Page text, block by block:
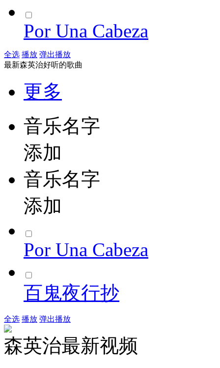
Por Una Cabeza
全选 播放 弹出播放
最新森英治好听的歌曲
更多
音乐名字
添加
音乐名字
添加
Por Una Cabeza
百鬼夜行抄
全选 播放 弹出播放
森英治最新视频